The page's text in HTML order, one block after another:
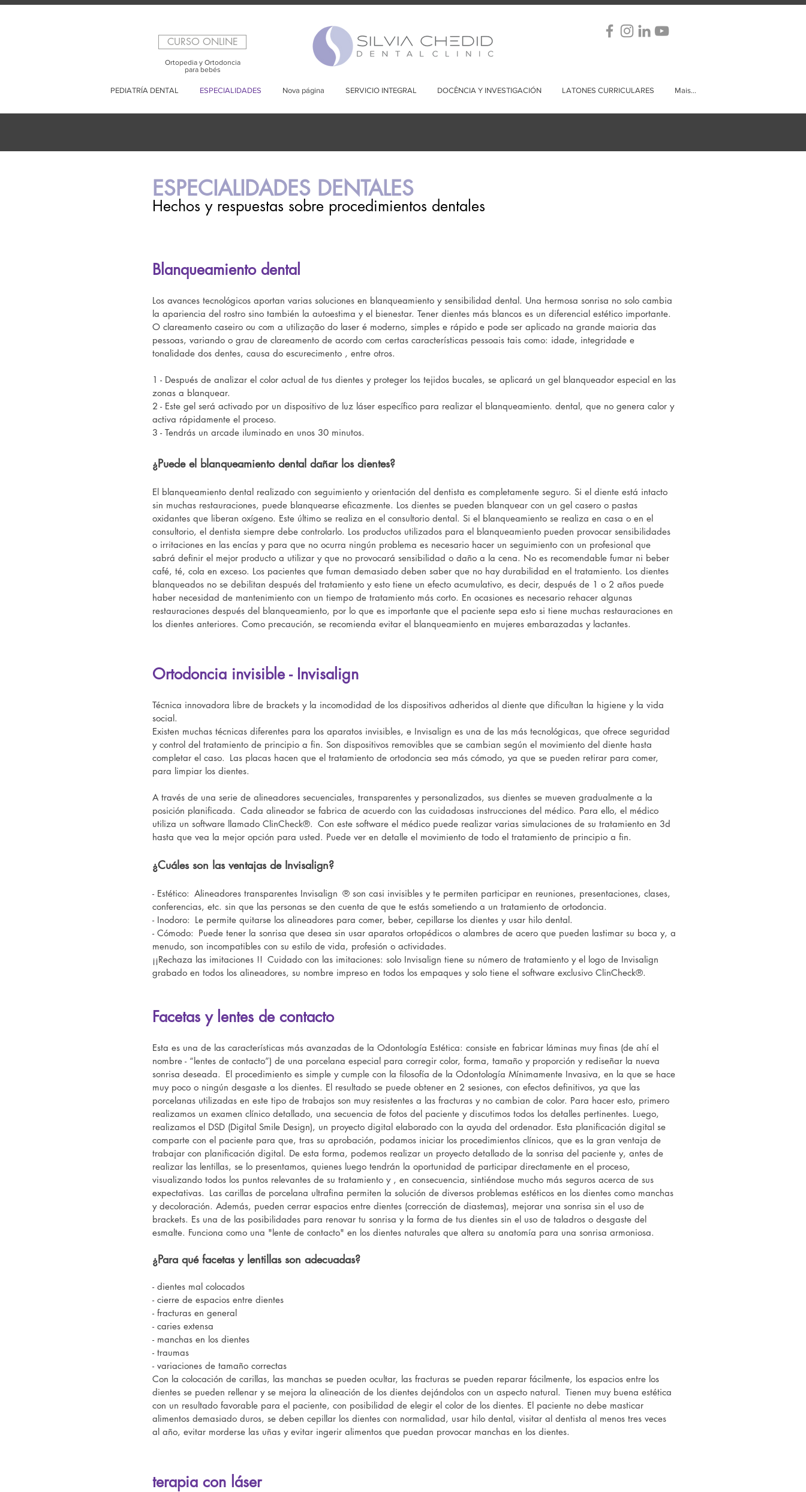
CURSO ONLINE
Ortopedia y Ortodoncia
para bebés
PEDIATRÍA DENTAL ESPECIALIDADES Nova página SERVICIO INTEGRAL DOCÊNCIA Y INVESTIGACIÓN LATONES CURRICULARES Mais...
ESPECIALIDADES DENTALES
Hechos y respuestas sobre procedimientos dentales
Blanqueamiento dental
Los avances tecnológicos aportan varias soluciones en blanqueamiento y sensibilidad dental. Una hermosa sonrisa no solo cambia
la apariencia del rostro sino también la autoestima y el bienestar. Tener dientes más blancos es un diferencial estético importante.
O clareamento caseiro ou com a utilização do laser é moderno, simples e rápido e pode ser aplicado na grande maioria das
pessoas, variando o grau de clareamento de acordo com certas características pessoais tais como: idade, integridade e
tonalidade dos dentes, causa do escurecimento , entre otros.
1 - Después de analizar el color actual de tus dientes y proteger los tejidos bucales, se aplicará un gel blanqueador especial en las
zonas a blanquear.
2 - Este gel será activado por un dispositivo de luz láser específico para realizar el blanqueamiento. dental, que no genera calor y
activa rápidamente el proceso.
3 - Tendrás un arcade iluminado en unos 30 minutos.
¿Puede el blanqueamiento dental dañar los dientes?
El blanqueamiento dental realizado con seguimiento y orientación del dentista es completamente seguro. Si el diente está intacto
sin muchas restauraciones, puede blanquearse eficazmente. Los dientes se pueden blanquear con un gel casero o pastas
oxidantes que liberan oxígeno. Este último se realiza en el consultorio dental. Si el blanqueamiento se realiza en casa o en el
consultorio, el dentista siempre debe controlarlo. Los productos utilizados para el blanqueamiento pueden provocar sensibilidades
o irritaciones en las encías y para que no ocurra ningún problema es necesario hacer un seguimiento con un profesional que
sabrá definir el mejor producto a utilizar y que no provocará sensibilidad o daño a la cena. No es recomendable fumar ni beber
café, té, cola en exceso. Los pacientes que fuman demasiado deben saber que no hay durabilidad en el tratamiento. Los dientes
blanqueados no se debilitan después del tratamiento y esto tiene un efecto acumulativo, es decir, después de 1 o 2 años puede
haber necesidad de mantenimiento con un tiempo de tratamiento más corto. En ocasiones es necesario rehacer algunas
restauraciones después del blanqueamiento, por lo que es importante que el paciente sepa esto si tiene muchas restauraciones en
los dientes anteriores. Como precaución, se recomienda evitar el blanqueamiento en mujeres embarazadas y lactantes.
Ortodoncia invisible - Invisalign
Técnica innovadora libre de brackets y la incomodidad de los dispositivos adheridos al diente que dificultan la higiene y la vida
social.
Existen muchas técnicas diferentes para los aparatos invisibles, e Invisalign es una de las más tecnológicas, que ofrece seguridad
y control del tratamiento de principio a fin. Son dispositivos removibles que se cambian según el movimiento del diente hasta
completar el caso. Las placas hacen que el tratamiento de ortodoncia sea más cómodo, ya que se pueden retirar para comer,
para limpiar los dientes.
A través de una serie de alineadores secuenciales, transparentes y personalizados, sus dientes se mueven gradualmente a la
posición planificada. Cada alineador se fabrica de acuerdo con las cuidadosas instrucciones del médico. Para ello, el médico
utiliza un software llamado ClinCheck®. Con este software el médico puede realizar varias simulaciones de su tratamiento en 3d
hasta que vea la mejor opción para usted. Puede ver en detalle el movimiento de todo el tratamiento de principio a fin.
¿Cuáles son las ventajas de Invisalign?
- Estético: Alineadores transparentes Invisalign ® son casi invisibles y te permiten participar en reuniones, presentaciones, clases,
conferencias, etc. sin que las personas se den cuenta de que te estás sometiendo a un tratamiento de ortodoncia.
- Inodoro: Le permite quitarse los alineadores para comer, beber, cepillarse los dientes y usar hilo dental.
- Cómodo: Puede tener la sonrisa que desea sin usar aparatos ortopédicos o alambres de acero que pueden lastimar su boca y, a
menudo, son incompatibles con su estilo de vida, profesión o actividades.
¡¡Rechaza las imitaciones !! Cuidado con las imitaciones: solo Invisalign tiene su número de tratamiento y el logo de Invisalign
grabado en todos los alineadores, su nombre impreso en todos los empaques y solo tiene el software exclusivo ClinCheck®.
Facetas y lentes de contacto
Esta es una de las características más avanzadas de la Odontología Estética: consiste en fabricar láminas muy finas (de ahí el
nombre - “lentes de contacto”) de una porcelana especial para corregir color, forma, tamaño y proporción y rediseñar la nueva
sonrisa deseada. El procedimiento es simple y cumple con la filosofía de la Odontología Mínimamente Invasiva, en la que se hace
muy poco o ningún desgaste a los dientes. El resultado se puede obtener en 2 sesiones, con efectos definitivos, ya que las
porcelanas utilizadas en este tipo de trabajos son muy resistentes a las fracturas y no cambian de color. Para hacer esto, primero
realizamos un examen clínico detallado, una secuencia de fotos del paciente y discutimos todos los detalles pertinentes. Luego,
realizamos el DSD (Digital Smile Design), un proyecto digital elaborado con la ayuda del ordenador. Esta planificación digital se
comparte con el paciente para que, tras su aprobación, podamos iniciar los procedimientos clínicos, que es la gran ventaja de
trabajar con planificación digital. De esta forma, podemos realizar un proyecto detallado de la sonrisa del paciente y, antes de
realizar las lentillas, se lo presentamos, quienes luego tendrán la oportunidad de participar directamente en el proceso,
visualizando todos los puntos relevantes de su tratamiento y , en consecuencia, sintiéndose mucho más seguros acerca de sus
expectativas. Las carillas de porcelana ultrafina permiten la solución de diversos problemas estéticos en los dientes como manchas
y decoloración. Además, pueden cerrar espacios entre dientes (corrección de diastemas), mejorar una sonrisa sin el uso de
brackets. Es una de las posibilidades para renovar tu sonrisa y la forma de tus dientes sin el uso de taladros o desgaste del
esmalte. Funciona como una "lente de contacto" en los dientes naturales que altera su anatomía para una sonrisa armoniosa.
¿Para qué facetas y lentillas son adecuadas?
- dientes mal colocados
- cierre de espacios entre dientes
- fracturas en general
- caries extensa
- manchas en los dientes
- traumas
- variaciones de tamaño correctas
Con la colocación de carillas, las manchas se pueden ocultar, las fracturas se pueden reparar fácilmente, los espacios entre los
dientes se pueden rellenar y se mejora la alineación de los dientes dejándolos con un aspecto natural. Tienen muy buena estética
con un resultado favorable para el paciente, con posibilidad de elegir el color de los dientes. El paciente no debe masticar
alimentos demasiado duros, se deben cepillar los dientes con normalidad, usar hilo dental, visitar al dentista al menos tres veces
al año, evitar morderse las uñas y evitar ingerir alimentos que puedan provocar manchas en los dientes.
terapia con láser